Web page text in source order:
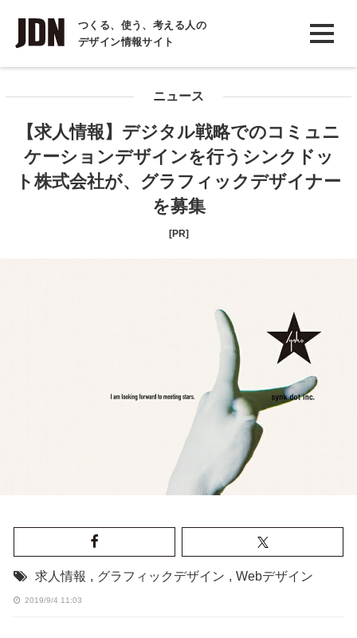
つくる、使う、考える人の
デザイン情報サイト
INTERVIEW
インタビュー
COLUMN
コラム
ニュース
【求人情報】デジタル戦略でのコミュニ
ケーションデザインを行うシンクドッ
ト株式会社が、グラフィックデザイナー
を募集
[PR]
求人情報 , グラフィックデザイン , Webデザイン
2019/9/4 11:03